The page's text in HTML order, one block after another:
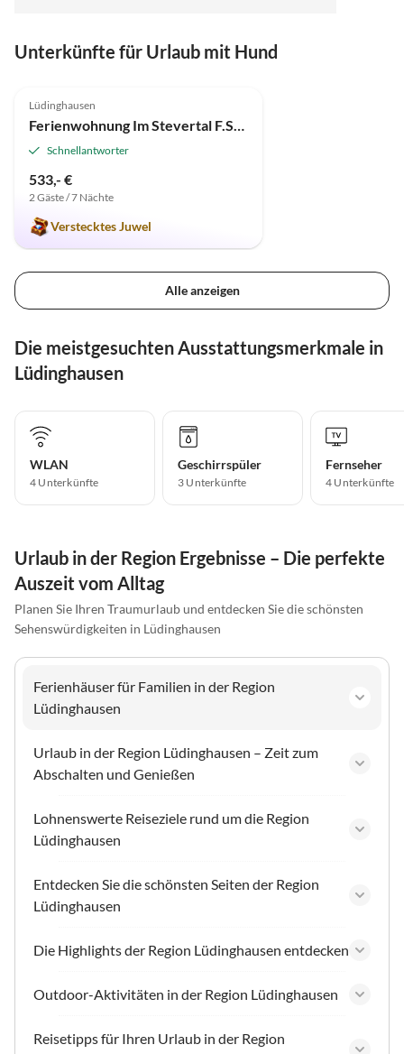
Unterkünfte für Urlaub mit Hund
Lüdinghausen
Ferienwohnung Im Stevertal F.Schippke
Schnellantworter
533,- €
2 Gäste / 7 Nächte
Verstecktes Juwel
Alle anzeigen
Die meistgesuchten Ausstattungsmerkmale in
Lüdinghausen
WLAN
4 Unterkünfte
Geschirrspüler
3 Unterkünfte
Fernseher
4 Unterkünfte
Urlaub in der Region Ergebnisse – Die perfekte
Auszeit vom Alltag
Planen Sie Ihren Traumurlaub und entdecken Sie die schönsten
Sehenswürdigkeiten in Lüdinghausen
Ferienhäuser für Familien in der Region
Lüdinghausen
Urlaub in der Region Lüdinghausen – Zeit zum
Abschalten und Genießen
Lohnenswerte Reiseziele rund um die Region
Lüdinghausen
Entdecken Sie die schönsten Seiten der Region
Lüdinghausen
Die Highlights der Region Lüdinghausen entdecken
Outdoor-Aktivitäten in der Region Lüdinghausen
Reisetipps für Ihren Urlaub in der Region